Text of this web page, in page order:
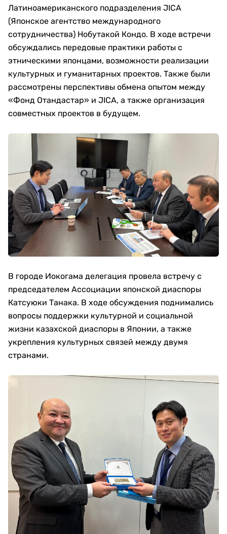
Латиноамериканского подразделения JICA
(Японское агентство международного
сотрудничества) Нобутакой Кондо. В ходе встречи
обсуждались передовые практики работы с
этническими японцами, возможности реализации
культурных и гуманитарных проектов. Также были
рассмотрены перспективы обмена опытом между
«Фонд Отандастар» и JICA, а также организация
совместных проектов в будущем.
В городе Иокогама делегация провела встречу с
председателем Ассоциации японской диаспоры
Катсуюки Танака. В ходе обсуждения поднимались
вопросы поддержки культурной и социальной
жизни казахской диаспоры в Японии, а также
укрепления культурных связей между двумя
странами.